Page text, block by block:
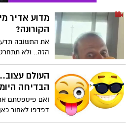
מדוע אדיר
הקורונה?
את התשובה
הזה.. ולא
העולם
הבדיחה היומית
ואם פיספסתם
דפדפו לאחור
נט". צחקתם? אל